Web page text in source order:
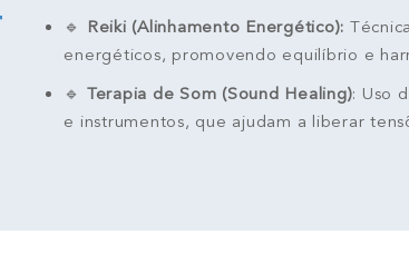
🔹
Reiki (Alinhamento Energético):
energéticos, promovendo equilíbrio e
🔹 Terapia de Som (Sound Healing): Uso
e instrumentos, que ajudam a liberar